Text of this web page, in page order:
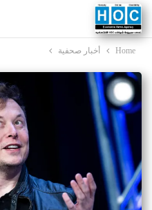
Home أخبار صحفية